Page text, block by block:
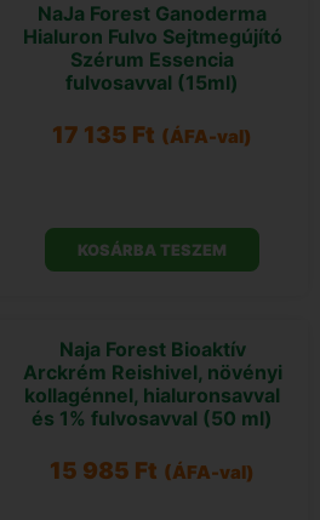
NaJa Forest Ganoderma
Hialuron Fulvo Sejtmegújító
Szérum Essencia
fulvosavval (15ml)
17 135 Ft (ÁFA-val)
KOSÁRBA TESZEM
Naja Forest Bioaktív
Arckrém Reishivel, növényi
kollagénnel, hialuronsavval
és 1% fulvosavval (50 ml)
15 985 Ft (ÁFA-val)